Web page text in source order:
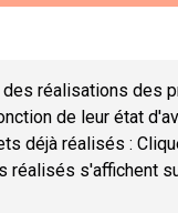
réalisations des
de leur état
déjà réalisés :
s'affichent